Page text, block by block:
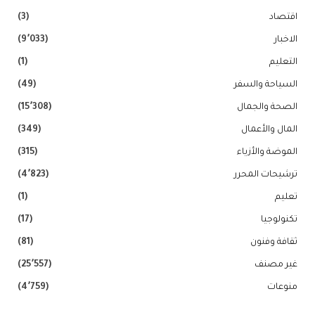
اقتصاد (3)
الاخبار (9٬033)
التعليم (1)
السياحة والسفر (49)
الصحة والجمال (15٬308)
المال والأعمال (349)
الموضة والأزياء (315)
ترشيحات المحرر (4٬823)
تعليم (1)
تكنولوجيا (17)
ثقافة وفنون (81)
غير مصنف (25٬557)
منوعات (4٬759)